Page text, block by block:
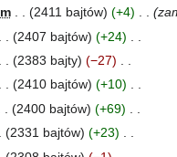
m 2411 bajtów +4
2407 bajtów
+24
2383 bajty
−27
2410 bajtów
+10
2400 bajtów
+69
2331 bajtów
+23